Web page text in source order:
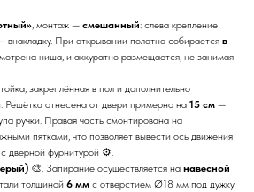
, монтаж — смешанный: слева крепление
При открывании полотно собирается в
ниша, и аккуратно размещается, не занимая
закреплённая в пол и дополнительно
Решётка отнесена от двери примерно на 15 см —
ручки. Правая часть смонтирована на
пятками, что позволяет вывести ось движения
с дверной фурнитурой ⚙️.
🎨. Запирание осуществляется на навесной
толщиной 6 мм с отверстием Ø18 мм под дужку